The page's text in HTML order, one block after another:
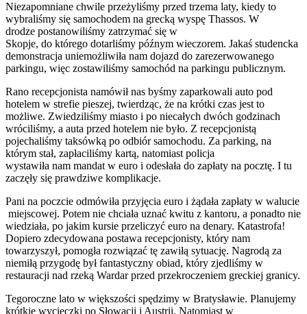
Niezapomniane chwile przeżyliśmy przed trzema laty, kiedy to
wybraliśmy się samochodem na grecką wyspę Thassos. W
drodze postanowiliśmy zatrzymać się w
Skopje, do którego dotarliśmy późnym wieczorem. Jakaś studencka
demonstracja uniemożliwiła nam dojazd do zarezerwowanego
parkingu, więc zostawiliśmy samochód na parkingu publicznym.
Rano recepcjonista namówił nas byśmy zaparkowali auto pod
hotelem w strefie pieszej, twierdząc, że na krótki czas jest to
możliwe. Zwiedziliśmy miasto i po niecałych dwóch godzinach
wróciliśmy, a auta przed hotelem nie było. Z recepcjonistą
pojechaliśmy taksówką po odbiór samochodu. Za parking, na
którym stał, zapłaciliśmy kartą, natomiast policja
wystawiła nam mandat w euro i odesłała do zapłaty na pocztę. I tu
zaczęły się prawdziwe komplikacje.
Pani na poczcie odmówiła przyjęcia euro i żądała zapłaty w walucie
miejscowej. Potem nie chciała uznać kwitu z kantoru, a ponadto nie
wiedziała, po jakim kursie przeliczyć euro na denary. Katastrofa!
Dopiero zdecydowana postawa recepcjonisty, który nam
towarzyszył, pomogła rozwiązać tę zawiłą sytuację. Nagrodą za
niemiłą przygodę był fantastyczny obiad, który zjedliśmy w
restauracji nad rzeką Wardar przed przekroczeniem greckiej granicy.
Tegoroczne lato w większości spędzimy w Bratysławie. Planujemy
krótkie wycieczki po Słowacji i Austrii. Natomiast w